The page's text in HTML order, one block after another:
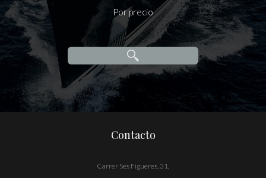
Por precio
Contacto
Carrer Ses Figueres, 31,